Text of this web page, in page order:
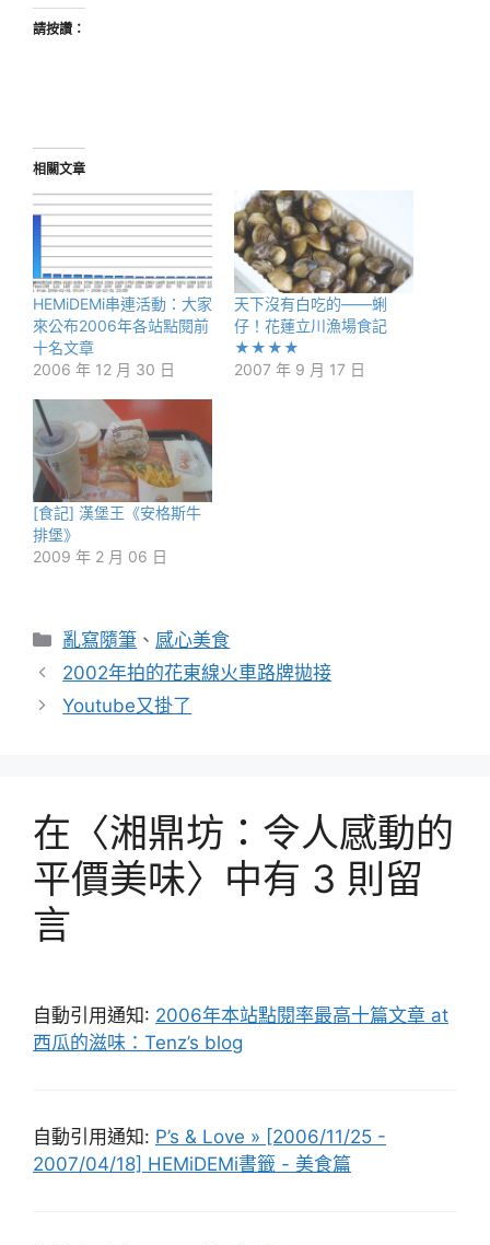
請按讚：
相關文章
HEMiDEMi串連活動：大家
來公布2006年各站點閱前
十名文章
2006 年 12 月 30 日
天下沒有白吃的——蜊
仔！花蓮立川漁場食記
★★★★
2007 年 9 月 17 日
[食記] 漢堡王《安格斯牛
排堡》
2009 年 2 月 06 日
分
類
亂寫隨筆 、 感心美食
2002年拍的花東線火車路牌拋接
Youtube又掛了
在〈湘鼎坊：令人感動的
平價美味〉中有 3 則留
言
自動引用通知: 2006年本站點閱率最高十篇文章 at
西瓜的滋味：Tenz’s blog
自動引用通知: P’s & Love » [2006/11/25 -
2007/04/18] HEMiDEMi書籤 - 美食篇